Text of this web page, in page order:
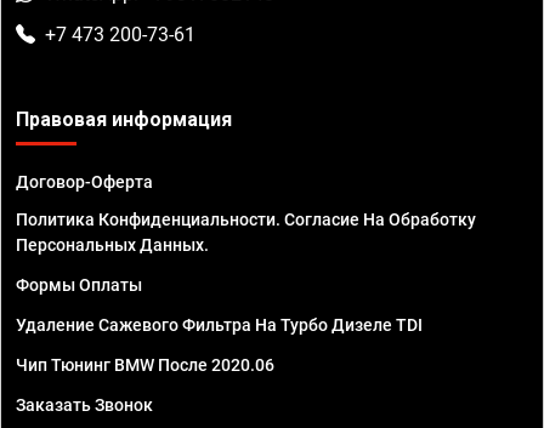
+7 473 200-73-61
Правовая информация
Договор-Оферта
Политика Конфиденциальности. Согласие На Обработку
Персональных Данных.
Формы Оплаты
Удаление Сажевого Фильтра На Турбо Дизеле TDI
Чип Тюнинг BMW После 2020.06
Заказать Звонок